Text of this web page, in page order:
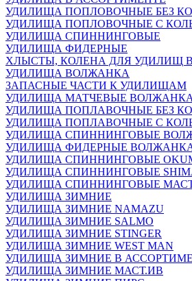
УДИЛИЩА ПОПЛОВОЧНЫЕ БЕЗ
УДИЛИЩА ПОПЛОВОЧНЫЕ С
УДИЛИЩА СПИННИНГОВЫЕ
УДИЛИЩА ФИДЕРНЫЕ
ХЛЫСТЫ, КОЛЕНА ДЛЯ УДИЛИЩ
УДИЛИЩА ВОЛЖАНКА
ЗАПАСНЫЕ ЧАСТИ К УДИЛИЩАМ
УДИЛИЩА МАТЧЕВЫЕ ВОЛЖАНКА
УДИЛИЩА ПОПЛАВОЧНЫЕ БЕЗ
УДИЛИЩА ПОПЛАВОЧНЫЕ С
УДИЛИЩА СПИННИНГОВЫЕ
УДИЛИЩА ФИДЕРНЫЕ
УДИЛИЩА СПИННИНГОВЫЕ
УДИЛИЩА СПИННИНГОВЫЕ
УДИЛИЩА СПИННИНГОВЫЕ
УДИЛИЩА ЗИМНИЕ
УДИЛИЩА ЗИМНИЕ NAMAZU
УДИЛИЩА ЗИМНИЕ SALMO
УДИЛИЩА ЗИМНИЕ STINGER
УДИЛИЩА ЗИМНИЕ WEST MAN
УДИЛИЩА ЗИМНИЕ В
УДИЛИЩА ЗИМНИЕ МАСТ.ИВ